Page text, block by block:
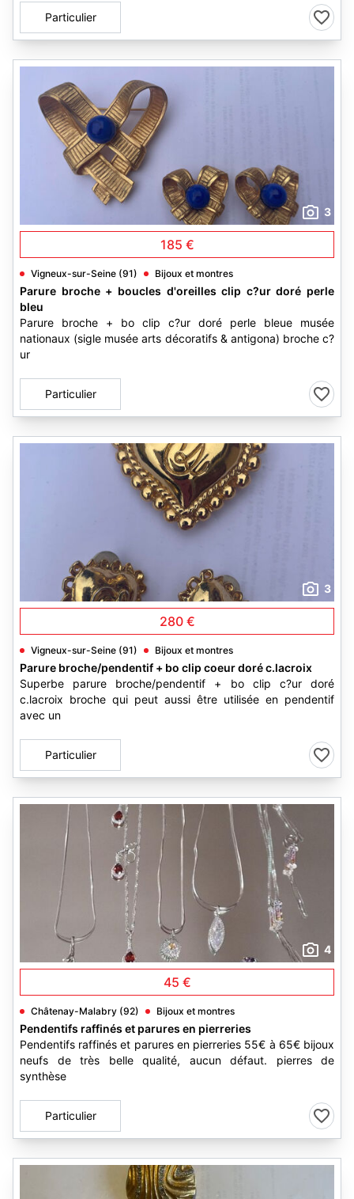
Particulier
3
185 €
Vigneux-sur-Seine (91) Bijoux et montres
Parure broche + boucles d'oreilles clip c?ur doré perle
bleu
Parure broche + bo clip c?ur doré perle bleue musée
nationaux (sigle musée arts décoratifs & antigona) broche c?
ur
Particulier
3
280 €
Vigneux-sur-Seine (91) Bijoux et montres
Parure broche/pendentif + bo clip coeur doré c.lacroix
Superbe parure broche/pendentif + bo clip c?ur doré
c.lacroix broche qui peut aussi être utilisée en pendentif
avec un
Particulier
4
45 €
Châtenay-Malabry (92) Bijoux et montres
Pendentifs raffinés et parures en pierreries
Pendentifs raffinés et parures en pierreries 55€ à 65€ bijoux
neufs de très belle qualité, aucun défaut. pierres de
synthèse
Particulier